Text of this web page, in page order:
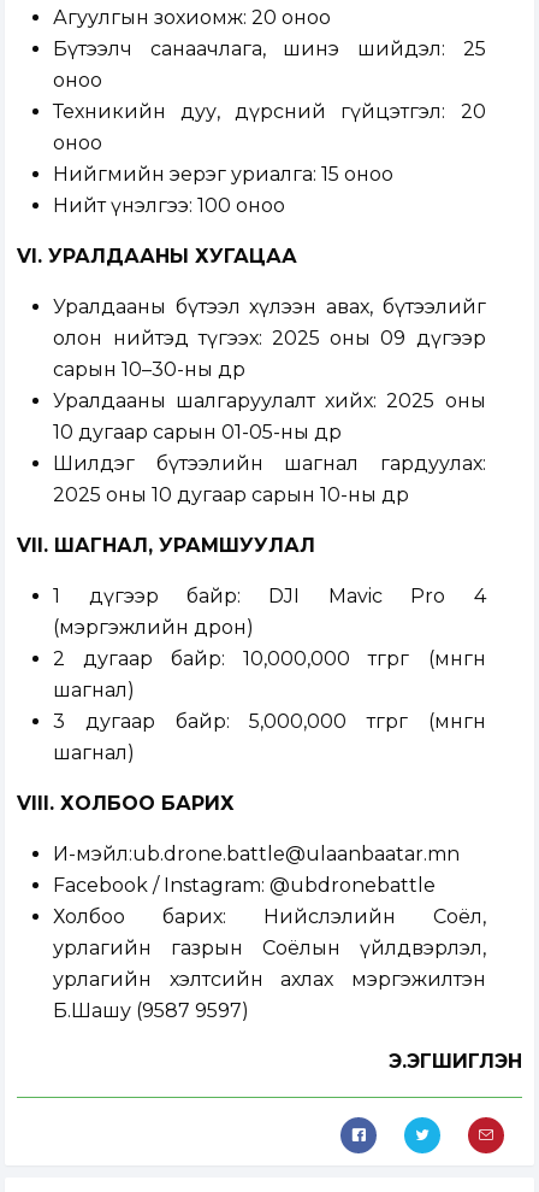
Агуулгын зохиомж: 20 оноо
Бүтээлч санаачлага, шинэ шийдэл: 25
оноо
Техникийн дуу, дүрсний гүйцэтгэл: 20
оноо
Нийгмийн эерэг уриалга: 15 оноо
Нийт үнэлгээ: 100 оноо
VI. УРАЛДААНЫ ХУГАЦАА
Уралдааны бүтээл хүлээн авах, бүтээлийг
олон нийтэд түгээх: 2025 оны 09 дүгээр
сарын 10–30-ны өдөр
Уралдааны шалгаруулалт хийх: 2025 оны
10 дугаар сарын 01-05-ны өдөр
Шилдэг бүтээлийн шагнал гардуулах:
2025 оны 10 дугаар сарын 10-ны өдөр
VII. ШАГНАЛ, УРАМШУУЛАЛ
1 дүгээр байр: DJI Mavic Pro 4
(мэргэжлийн дрон)
2 дугаар байр: 10,000,000 төгрөг (мөнгөн
шагнал)
3 дугаар байр: 5,000,000 төгрөг (мөнгөн
шагнал)
VIII. ХОЛБОО БАРИХ
И-мэйл:ub.drone.battle@ulaanbaatar.mn
Facebook / Instagram: @ubdronebattle
Холбоо барих: Нийслэлийн Соёл,
урлагийн газрын Соёлын үйлдвэрлэл,
урлагийн хэлтсийн ахлах мэргэжилтэн
Б.Шашу (9587 9597)
Э.ЭГШИГЛЭН